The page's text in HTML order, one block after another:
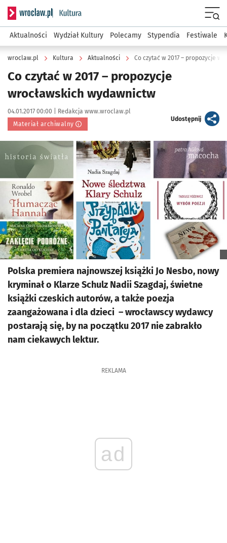
Serwis informacyjny wroclaw.pl podserwis: Kultura
Aktualności Wydział Kultury Polecamy Stypendia Festiwale
wroclaw.pl Kultura Aktualności Co czytać w 2017 – propozycje
Co czytać w 2017 – propozycje
wrocławskich wydawnictw
Data publikacji:
04.01.2017 00:00 | Autor:
Redakcja www.wroclaw.pl
Materiał archiwalny
Udostępnijartykuł
Kliknij, aby powiększyć
Polska premiera najnowszej książki Jo Nesbo, nowy
kryminał o Klarze Schulz Nadii Szagdaj, świetne
książki czeskich autorów, a także poezja
zaangażowana i dla dzieci – wrocławscy wydawcy
postarają się, by na początku 2017 nie zabrakło
nam ciekawych lektur.
REKLAMA
ad